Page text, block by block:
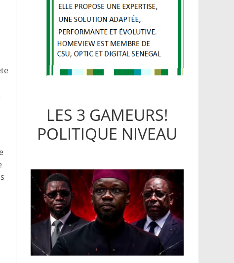
LES 3 GAMEURS!
POLITIQUE NIVEAU